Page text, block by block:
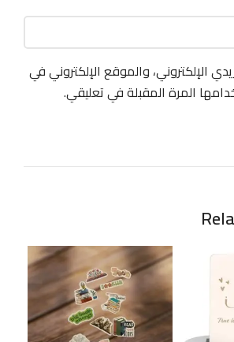
الإلكتروني، والموقع الإلكتروني في
المرة المقبلة في تعليقي.